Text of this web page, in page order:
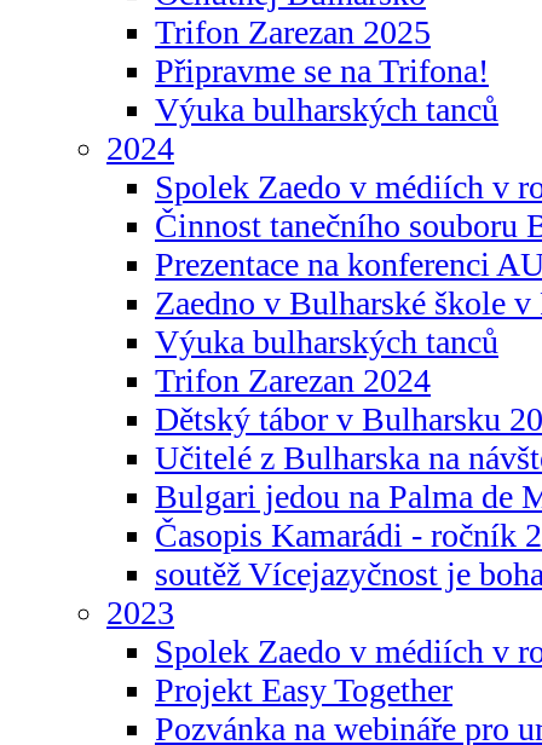
Trifon Zarezan 2025
Připravme se na Trifona!
Výuka bulharských tanců
2024
Spolek Zaedo v médiích v
Činnost tanečního souboru
Prezentace na konferenci
Zaedno v Bulharské škole v
Výuka bulharských tanců
Trifon Zarezan 2024
Dětský tábor v Bulharsku
Učitelé z Bulharska na
Bulgari jedou na Palma de
Časopis Kamarádi - ročník
soutěž Vícejazyčnost je
2023
Spolek Zaedo v médiích v
Projekt Easy Together
Pozvánka na webináře pro